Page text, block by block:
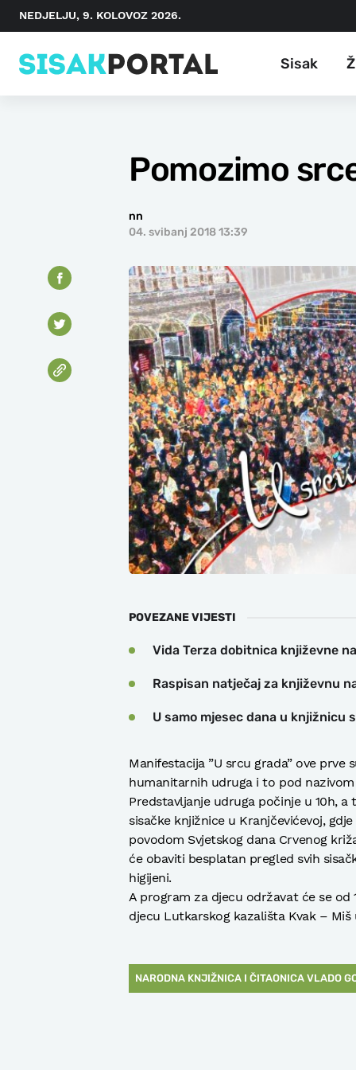
NEDJELJU, 9. KOLOVOZ 2026.
Sisak
Pomozimo
nn
04. svibanj 2018 13:39
POVEZANE VIJESTI
Vida Terza dobitnica književne
Raspisan natječaj za književnu
U samo mjesec dana u knjižnicu
Manifestacija ”U srcu grada” ove
humanitarnih udruga i to pod
Predstavljanje udruga počinje u 10h,
sisačke knjižnice u Kranjčevićevoj,
povodom Svjetskog dana Crvenog
će obaviti besplatan pregled svih
higijeni.
A program za djecu održavat će se od
djecu Lutkarskog kazališta Kvak – Miš
NARODNA KNJIŽNICA I ČITAONICA VLADO